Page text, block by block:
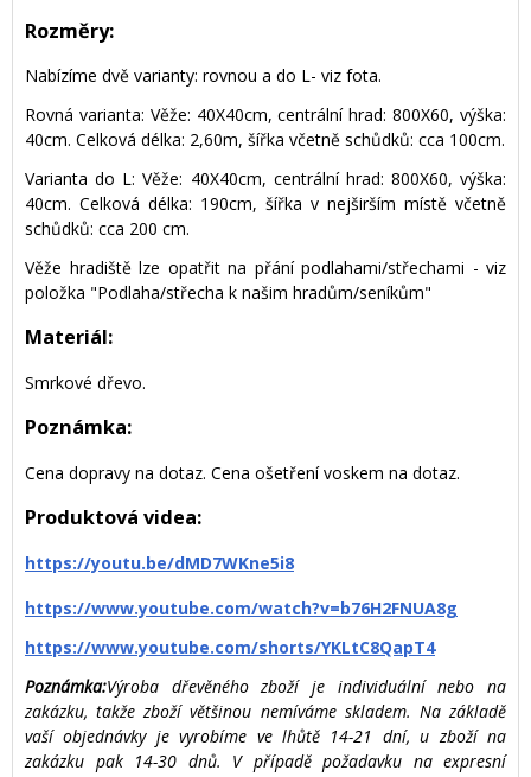
Rozměry:
Nabízíme dvě varianty: rovnou a do L- viz fota.
Rovná varianta: Věže: 40X40cm, centrální hrad: 800X60, výška:
40cm. Celková délka: 2,60m, šířka včetně schůdků: cca 100cm.
Varianta do L: Věže: 40X40cm, centrální hrad: 800X60, výška:
40cm. Celková délka: 190cm, šířka v nejširším místě včetně
schůdků: cca 200 cm.
Věže hradiště lze opatřit na přání podlahami/střechami - viz
položka "Podlaha/střecha k našim hradům/seníkům"
Materiál:
Smrkové dřevo.
Poznámka:
Cena dopravy na dotaz. Cena ošetření voskem na dotaz.
Produktová videa:
https://youtu.be/dMD7WKne5i8
https://www.youtube.com/watch?v=b76H2FNUA8g
https://www.youtube.com/shorts/YKLtC8QapT4
Poznámka:Výroba dřevěného zboží je individuální nebo na
zakázku, takže zboží většinou nemíváme skladem. Na základě
vaší objednávky je vyrobíme ve lhůtě 14-21 dní, u zboží na
zakázku pak 14-30 dnů. V případě požadavku na expresní